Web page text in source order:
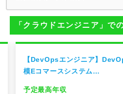
「クラウドエンジニア」で
【DevOpsエンジニア】
模Eコマースシステム…
予定最高年収